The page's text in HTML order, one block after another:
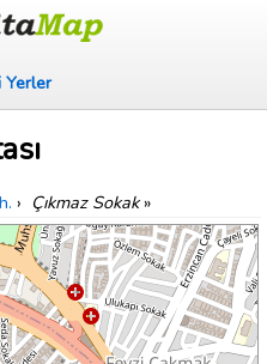
Yerler
› Çıkmaz Sokak»